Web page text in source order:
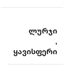
ლურჯი
,
ყავისფერი